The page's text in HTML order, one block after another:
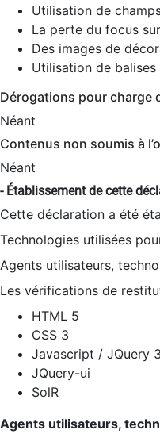
Utilisation de
La perte du focus
Des images de
Utilisation de
Dérogations pour charge
Néant
Contenus non soumis à
Néant
- Établissement de cette
Cette déclaration a été
Technologies utilisées
Agents utilisateurs,
Les vérifications de
HTML 5
CSS 3
Javascript / JQuery
JQuery-ui
SolR
Agents utilisateurs,